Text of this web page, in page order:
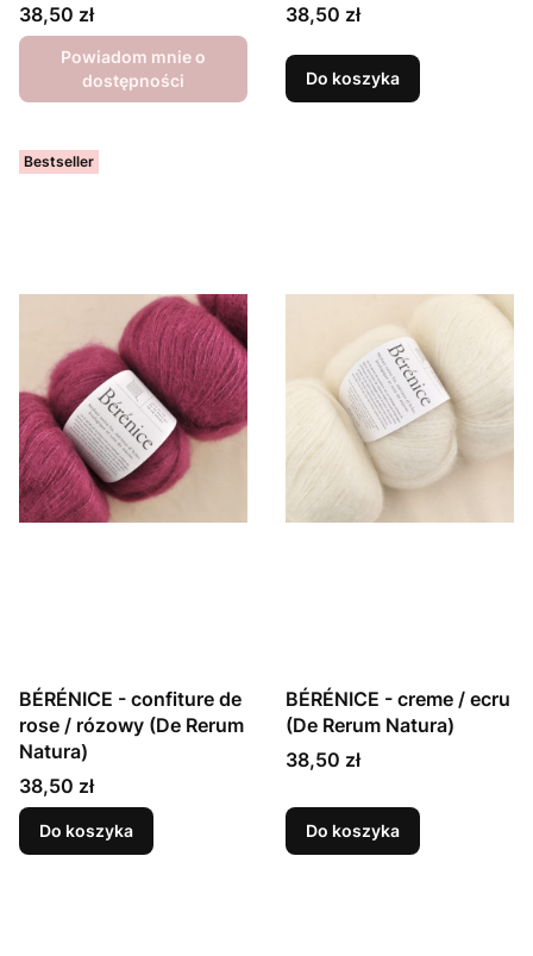
Cena
38,50 zł
Powiadom mnie o
dostępności
Cena
38,50 zł
Do koszyka
Bestseller
BÉRÉNICE - confiture de
rose / rózowy (De Rerum
Natura)
Cena
38,50 zł
Do koszyka
BÉRÉNICE - creme / ecru
(De Rerum Natura)
Cena
38,50 zł
Do koszyka